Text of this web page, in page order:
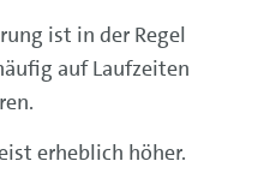
ist in der Regel
auf Laufzeiten
erheblich höher.